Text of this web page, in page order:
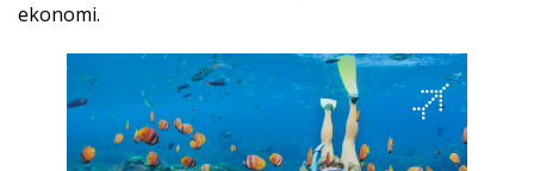
ekonomi.